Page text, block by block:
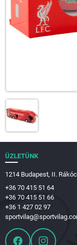
ÜZLETÜNK
1214 Budapest, II.
+36 70 415 51 64
+36 70 415 51 66
+36 1 427 02 97